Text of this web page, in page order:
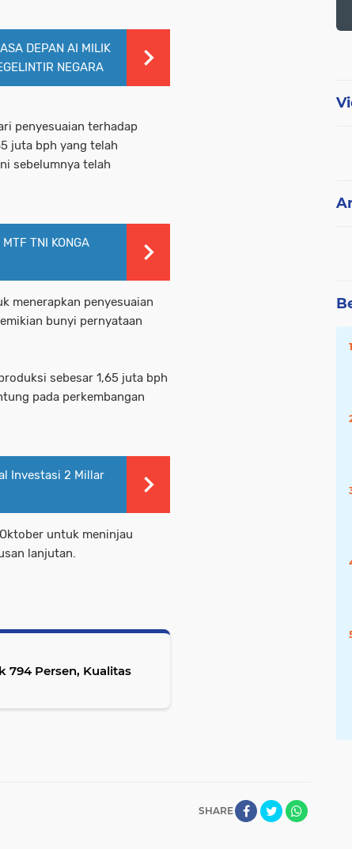
DEPAN AI MILIK
NEGARA
penyesuaian terhadap
juta bph yang telah
sebelumnya telah
TNI KONGA
menerapkan penyesuaian
bunyi pernyataan
sebesar 1,65 juta bph
pada perkembangan
Investasi 2 Millar
untuk meninjau
lanjutan.
794 Persen, Kualitas
SHARE